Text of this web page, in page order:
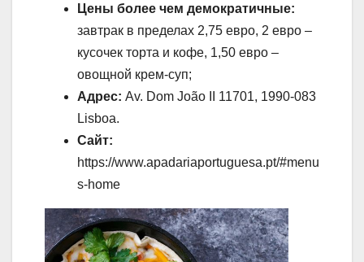
Цены более чем демократичные:
завтрак в пределах 2,75 евро, 2 евро –
кусочек торта и кофе, 1,50 евро –
овощной крем-суп;
Адрес: Av. Dom João II 11701, 1990-083
Lisboa.
Сайт:
https://www.apadariaportuguesa.pt/#menu
s-home